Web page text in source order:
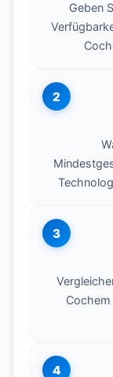
Geben
2
3
4